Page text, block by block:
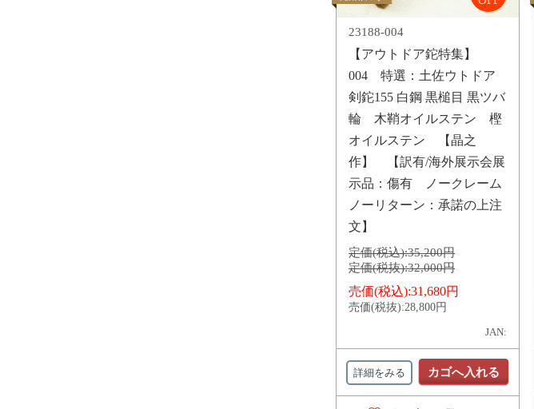
23188-004
【アウトドア鉈特集】
004 特選：土佐ウトドア
剣鉈155 白鋼 黒槌目 黒ツバ
輪 木鞘オイルステン 樫
オイルステン 【晶之
作】 【訳有/海外展示会展
示品：傷有 ノークレーム
ノーリターン：承諾の上注
文】
定価(税込):35,200円
定価(税抜):32,000円
売価(税込):31,680円
売価(税抜):28,800円
JAN:
詳細をみる カゴへ入れる